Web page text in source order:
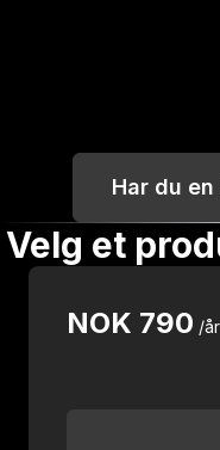
Har du
Velg et
NOK 790 /år